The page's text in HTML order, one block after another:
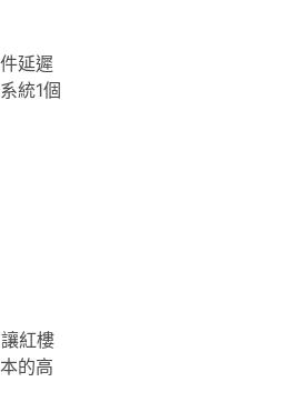
延遲
統1個
紅樓
的高